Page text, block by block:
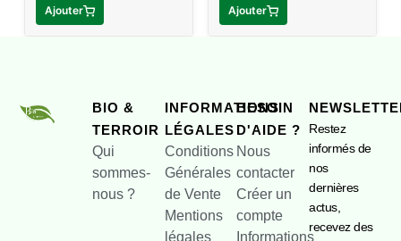
Ajouter Ajouter
BIO &
TERROIR
Qui
sommes-
nous ?
INFORMATIONS
LÉGALES
Conditions
Générales
de Vente
Mentions
légales
BESOIN
D'AIDE ?
Nous
contacter
Créer un
compte
Informations
Restez
informés de
nos
dernières
actus,
recevez des